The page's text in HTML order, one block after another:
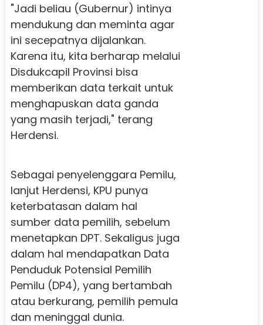
"Jadi beliau (Gubernur) intinya
mendukung dan meminta agar
ini secepatnya dijalankan.
Karena itu, kita berharap melalui
Disdukcapil Provinsi bisa
memberikan data terkait untuk
menghapuskan data ganda
yang masih terjadi," terang
Herdensi.
Sebagai penyelenggara Pemilu,
lanjut Herdensi, KPU punya
keterbatasan dalam hal
sumber data pemilih, sebelum
menetapkan DPT. Sekaligus juga
dalam hal mendapatkan Data
Penduduk Potensial Pemilih
Pemilu (DP4), yang bertambah
atau berkurang, pemilih pemula
dan meninggal dunia.